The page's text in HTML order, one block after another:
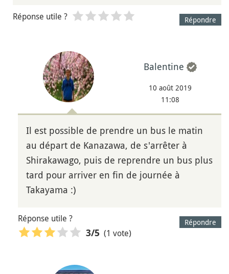
Répondre
Réponse utile ?
Balentine
10 août 2019
11:08
Il est possible de prendre un bus le matin
au départ de Kanazawa, de s'arrêter à
Shirakawago, puis de reprendre un bus plus
tard pour arriver en fin de journée à
Takayama :)
Répondre
Réponse utile ?
3/5 (1 vote)